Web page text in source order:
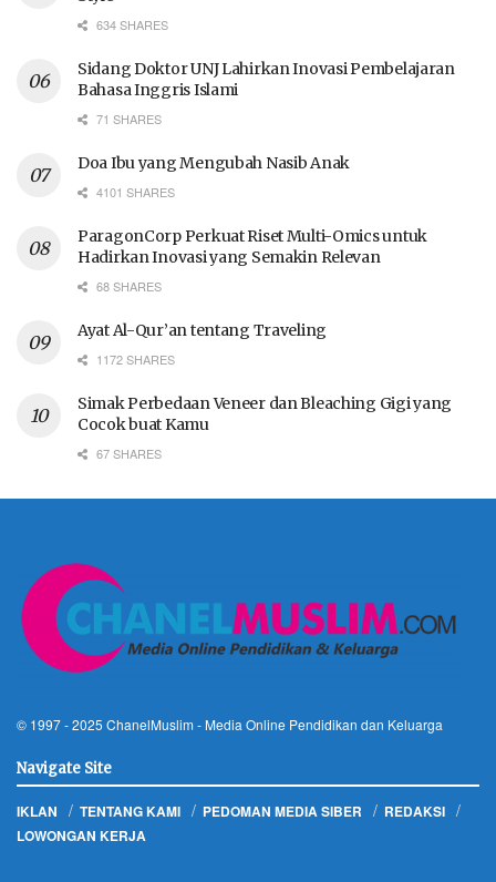
634 SHARES
Sidang Doktor UNJ Lahirkan Inovasi Pembelajaran
Bahasa Inggris Islami
71 SHARES
Doa Ibu yang Mengubah Nasib Anak
4101 SHARES
ParagonCorp Perkuat Riset Multi-Omics untuk
Hadirkan Inovasi yang Semakin Relevan
68 SHARES
Ayat Al-Qur’an tentang Traveling
1172 SHARES
Simak Perbedaan Veneer dan Bleaching Gigi yang
Cocok buat Kamu
67 SHARES
© 1997 - 2025 ChanelMuslim - Media Online Pendidikan dan Keluarga
Navigate Site
IKLAN TENTANG KAMI PEDOMAN MEDIA SIBER
REDAKSI
LOWONGAN KERJA